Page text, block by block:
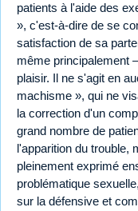
patients à l'aide des
», c'est-à-dire de se
satisfaction de sa
même principalement
plaisir. Il ne s'agit en
machisme », qui ne
la correction d'un
grand nombre de
l'apparition du trouble,
pleinement exprimé
problématique
sur la défensive et